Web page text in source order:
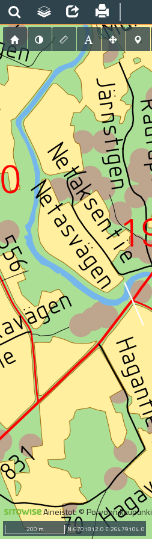
Aineistot: © Porvoon kaupunki
200 m N:6701812.0 E:26479104.0